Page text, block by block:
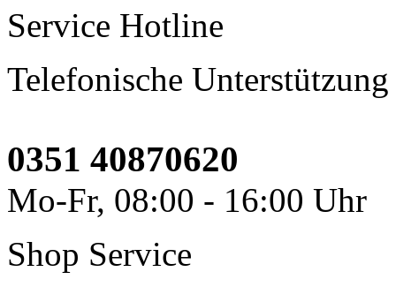
Service Hotline
Telefonische
0351 40870620
Mo-Fr, 08:00 - 16:00 Uhr
Shop Service